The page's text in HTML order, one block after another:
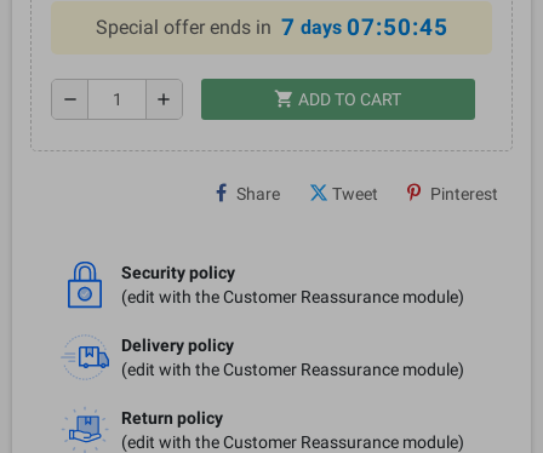
Special offer ends in 7 days 07:50:45
remove add shopping_cart ADD TO CART
Share Tweet Pinterest
Security policy
(edit with the Customer Reassurance module)
Delivery policy
(edit with the Customer Reassurance module)
Return policy
(edit with the Customer Reassurance module)